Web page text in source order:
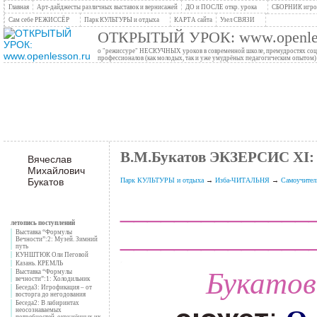
Главная Арт-дайджесты различных выставок и вернисажей ДО и ПОСЛЕ откр. урока
СБОРНИК
Сам себе РЕЖИССЁР
Парк КУЛЬТУРЫ и отдыха КАРТА сайта Узел СВЯЗИ
ОТКРЫТЫЙ УРОК:
о "режиссуре" НЕСКУЧНЫХ уроков в современной школе, премудростях
профессионалов (как молодых, так и уже умудрёных педагогическим опытом)
Вячеслав
Михайлович
Букатов
летопись поступлений
Выставка “Формулы
Вечности”:2: Музей. Зимний
путь
КУНШТЮК Оли Пеговой
Казань. КРЕМЛЬ
Выставка “Формулы
вечности”:1: Холодильник
Беседа3: Игрофикация – от
восторга до негодования
Беседа2: В лабиринтах
неосознаваемых
В.М.Букатов ЭКЗЕРСИС ХI:
Парк КУЛЬТУРЫ и отдыха→ Изба-ЧИТАЛЬНЯ→